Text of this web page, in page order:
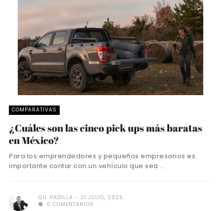
COMPARATIVAS
¿Cuáles son las cinco pick ups más baratas
en México?
Para los emprendedores y pequeños empresarios es
importante contar con un vehículo que sea ...
GIL PADILLA
21 JULIO, 2025
0 COMENTARIOS